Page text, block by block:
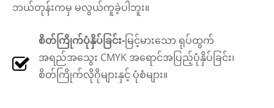
ဘယ်တုန်းကမှ မလွယ်ကူခဲ့ပါဘူး။
စိတ်ကြိုက်ပုံနှိပ်ခြင်း-မြင့်မားသော ရုပ်ထွက်
အရည်အသွေး CMYK အရောင်အပြည့်ပုံနှိပ်ခြင်း၊
စိတ်ကြိုက်လိုဂိုများနှင့် ပုံစံများ။